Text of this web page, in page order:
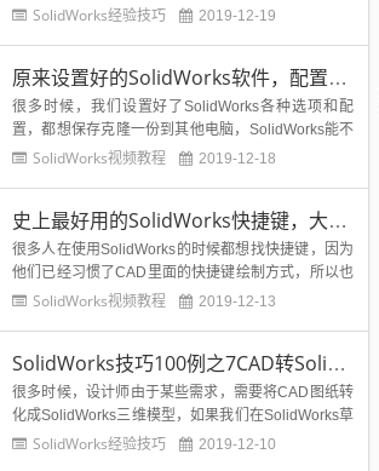
idWorks进行系列化设计对于新手来说比较难，这里
建模特征具有不同的尺寸SolidWork...
SolidWorks经验技巧 2019-12-19
原来设置好的SolidWorks软件，配置可以保存克隆到其他电脑
很多时候，我们设置好了SolidWorks各种选项和配
置，都想保存克隆一份到其他电脑，SolidWorks能不
能实现呢？当然可以，下面就给大家讲解SolidWorks
SolidWorks视频教程 2019-12-18
史上最好用的SolidWorks快捷键，大神都在用的两个快捷键
很多人在使用SolidWorks的时候都想找快捷键，因为
他们已经习惯了CAD里面的快捷键绘制方式，所以也
想在SolidWorks里面实现快捷键操作。但是我想说的
的这两个SolidWor...
SolidWorks视频教程 2019-12-13
SolidWorks技巧100例之7CAD转SolidWorks教程，两种方法轻松实现，告别抄图
很多时候，设计师由于某些需求，需要将CAD图纸转
化成SolidWorks三维模型，如果我们在SolidWorks草
图里面抄CAD的轮廓显得非常的麻烦，非常的浪费时
SolidWorks经验技巧 2019-12-10